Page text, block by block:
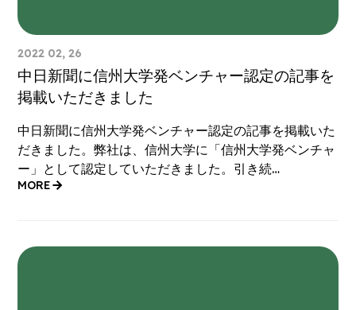
2022 02, 26
中日新聞に信州大学発ベンチャー認定の記事を
掲載いただきました
中日新聞に信州大学発ベンチャー認定の記事を掲載いた
だきました。弊社は、信州大学に「信州大学発ベンチャ
ー」として認定していただきました。引き続…
MORE